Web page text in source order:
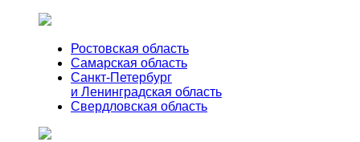
Ростовская область
Самарская область
Санкт-Петербург
и Ленинградская область
Свердловская область